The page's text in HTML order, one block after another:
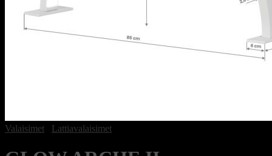
Valaisimet Lattiavalaisimet